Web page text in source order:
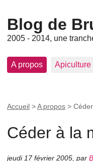
Blog de
2005 - 2014, une
A propos Apiculture
Accueil >A propos >
Céder à la
jeudi 17 février 2005 par